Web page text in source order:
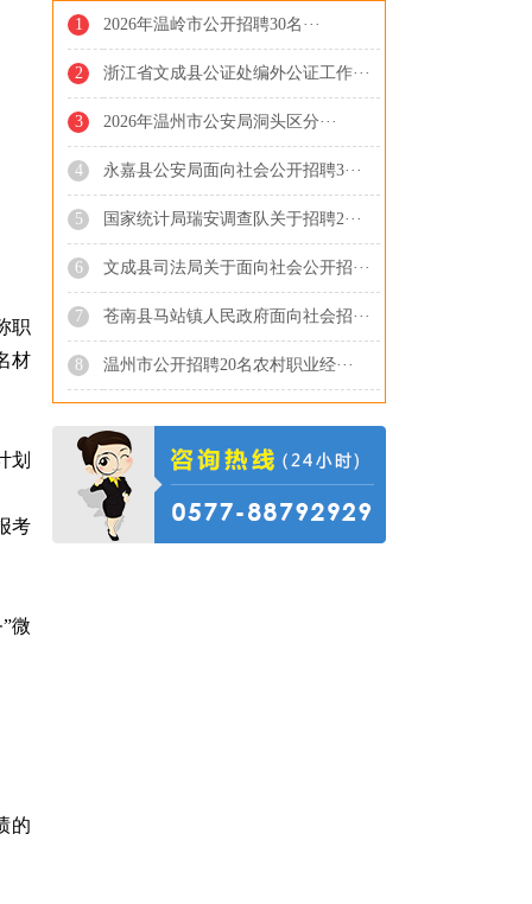
职
材
划
考
微
的
1
2
3
4
5
6
7
8
2026年温岭市公开招聘30名···
浙江省文成县公证处编外公证工作···
2026年温州市公安局洞头区分···
永嘉县公安局面向社会公开招聘3···
国家统计局瑞安调查队关于招聘2···
文成县司法局关于面向社会公开招···
苍南县马站镇人民政府面向社会招···
温州市公开招聘20名农村职业经···